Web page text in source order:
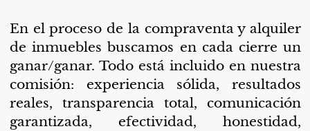
En el proceso de la compraventa y alquiler
de inmuebles buscamos en cada cierre un
ganar/ganar. Todo está incluido en nuestra
comisión: experiencia sólida, resultados
reales, transparencia total, comunicación
garantizada, efectividad, honestidad,